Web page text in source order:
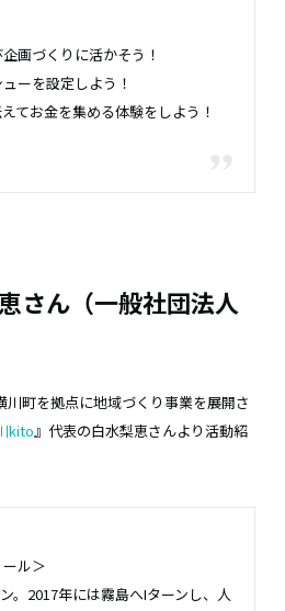
画づくりに活かそう！
ーを設定しよう！
てお金を集める体験をしよう！
さん（一般社団法人
川町を拠点に地域づくり事業を展開さ
kito』代表の白水梨恵さんより活動紹
ル＞
。2017年には霧島へIターンし、人